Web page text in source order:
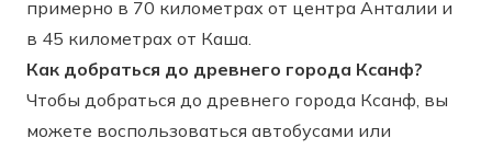
примерно в 70 километрах от центра Анталии и
в 45 километрах от Каша.
Как добраться до древнего города Ксанф?
Чтобы добраться до древнего города Ксанф, вы
можете воспользоваться автобусами или